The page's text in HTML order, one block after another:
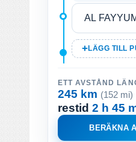
LÄGG TILL
ETT AVSTÅND
245 km (152 mi)
restid 2 h 45
BERÄKNA